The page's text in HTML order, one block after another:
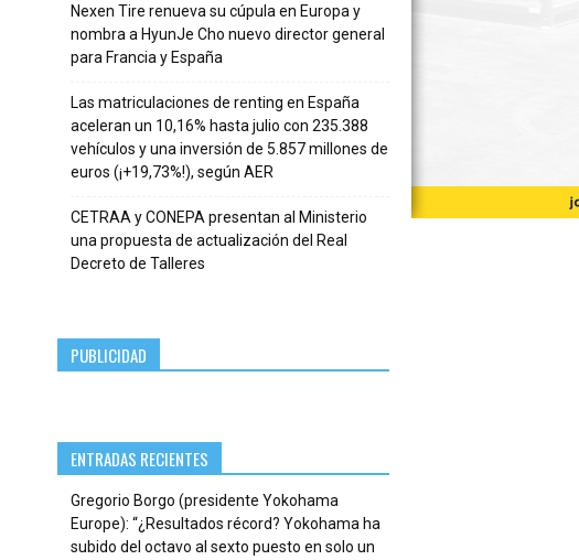
Nexen Tire renueva su cúpula en Europa y
nombra a HyunJe Cho nuevo director general
para Francia y España
Las matriculaciones de renting en España
aceleran un 10,16% hasta julio con 235.388
vehículos y una inversión de 5.857 millones de
euros (¡+19,73%!), según AER
CETRAA y CONEPA presentan al Ministerio
una propuesta de actualización del Real
Decreto de Talleres
PUBLICIDAD
ENTRADAS RECIENTES
Gregorio Borgo (presidente Yokohama
Europe): “¿Resultados récord? Yokohama ha
subido del octavo al sexto puesto en solo un